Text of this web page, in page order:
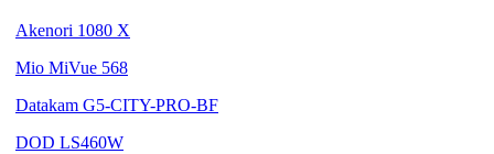
Akenori 1080 X
Mio MiVue 568
Datakam G5-CITY-PRO-BF
DOD LS460W